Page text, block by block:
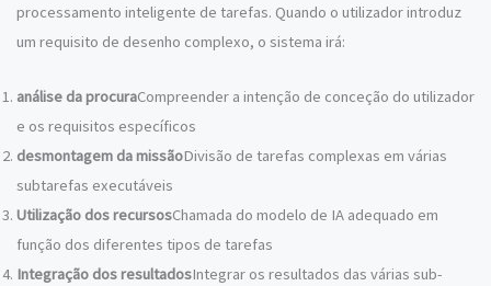
processamento inteligente de tarefas. Quando o utilizador introduz
um requisito de desenho complexo, o sistema irá:
análise da procuraCompreender a intenção de conceção do utilizador
e os requisitos específicos
desmontagem da missãoDivisão de tarefas complexas em várias
subtarefas executáveis
Utilização dos recursosChamada do modelo de IA adequado em
função dos diferentes tipos de tarefas
Integração dos resultadosIntegrar os resultados das várias sub-